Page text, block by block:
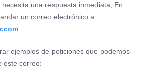
una respuesta inmediata, En
un correo electrónico a
ejemplos de peticiones que podemos
este correo: